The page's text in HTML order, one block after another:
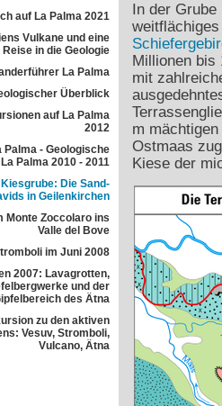
auf La Palma 2021
Vulkane und eine
Reise in die Geologie
La Palma
Überblick
auf La Palma
2012
Palma - Geologische
Palma 2010 - 2011
Die Sand-
in Geilenkirchen
Monte Zoccolaro ins
Valle del Bove
im Juni 2008
2007: Lavagrotten,
und der
des Ätna
zu den aktiven
Vesuv, Stromboli,
Vulcano, Ätna
In der Grube
Millionen bis
mit
m
Ostmaas
Kiese der